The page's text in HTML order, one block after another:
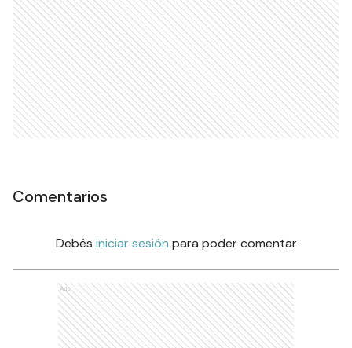
Comentarios
Debés iniciar sesión para poder comentar
Ads